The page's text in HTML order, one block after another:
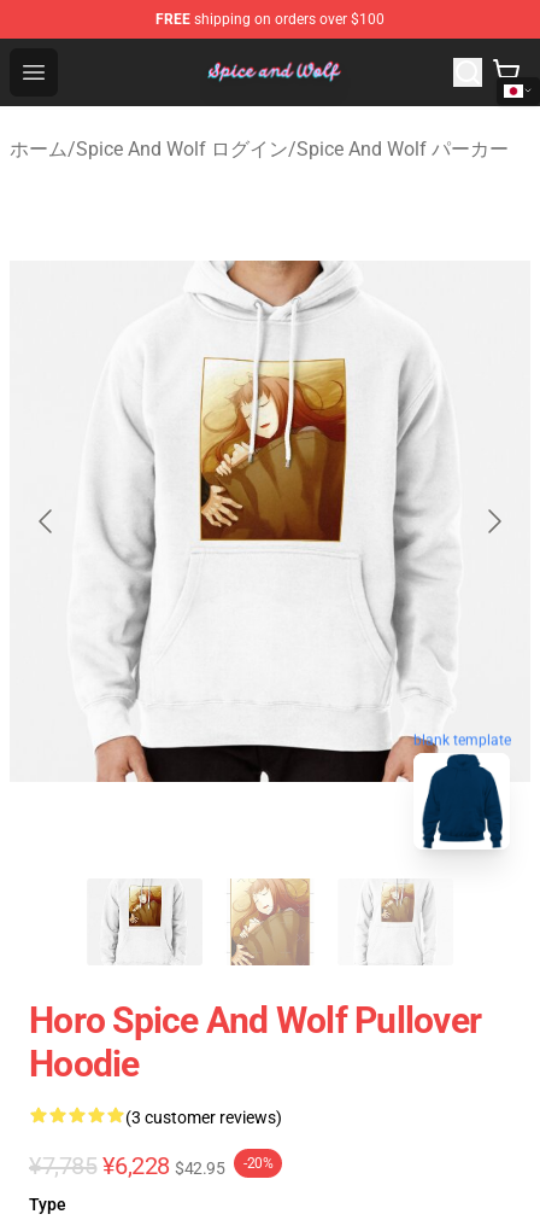
FREE shipping on orders over $100
Open menu
Spice And Wolf Store - Official Spice And Wolf
ホーム/Spice And Wolf ログイン/Spice And Wolf パーカー
blank template
Horo Spice And Wolf Pullover
Hoodie
(3 customer reviews)
¥7,785 ¥6,228 $42.95 -20%
Type